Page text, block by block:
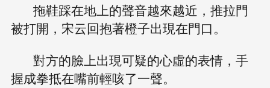
拖鞋踩在地上的聲音越來越近，推拉門
被打開，宋云回抱著橙子出現在門口。
對方的臉上出現可疑的心虛的表情，手
握成拳抵在嘴前輕咳了一聲。